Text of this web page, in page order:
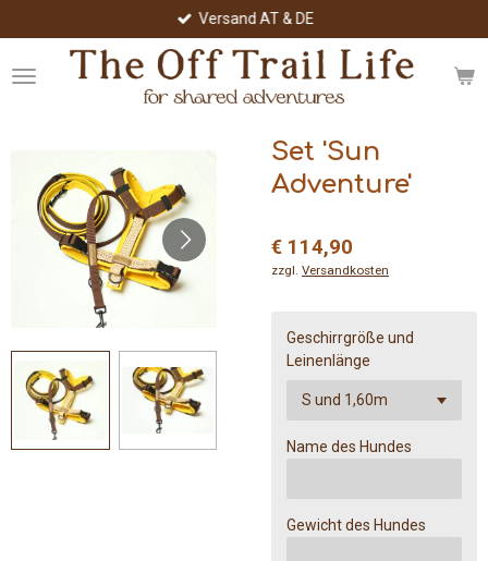
Hauptinhalt
springen
Versand AT & DE
Set 'Sun
Adventure'
€ 114,90
zzgl. Versandkosten
Geschirrgröße und
Leinenlänge
Name des Hundes
Gewicht des Hundes